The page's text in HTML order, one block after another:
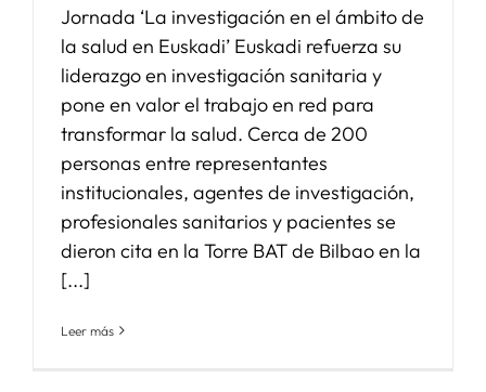
NOTICIASJornada ‘La investigación en el ámbito de
la salud en Euskadi’ Euskadi refuerza su
liderazgo en investigación sanitaria y
pone en valor el trabajo en red para
transformar la salud. Cerca de 200
personas entre representantes
institucionales, agentes de investigación,
profesionales sanitarios y pacientes se
dieron cita en la Torre BAT de Bilbao en la
[...]
Leer más